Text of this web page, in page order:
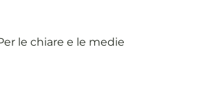
le chiare e le medie